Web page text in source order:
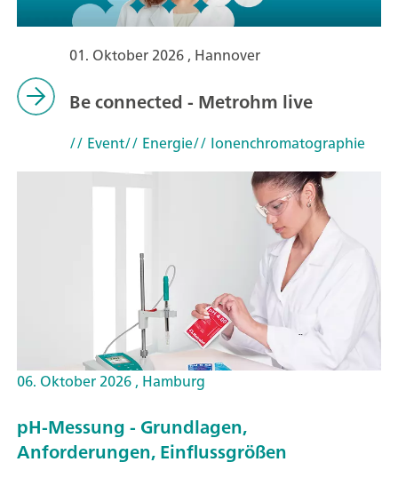
01. Oktober 2026 , Hannover
Be connected - Metrohm live
// Event// Energie// Ionenchromatographie
06. Oktober 2026 , Hamburg
pH-Messung - Grundlagen,
Anforderungen, Einflussgrößen